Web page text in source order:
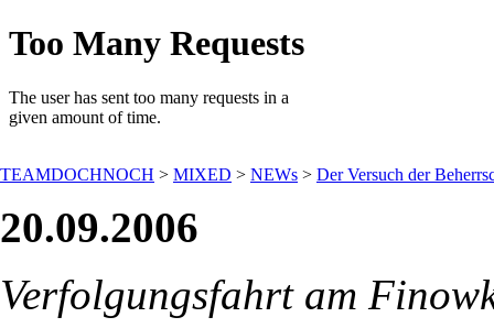
TEAMDOCHNOCH > MIXED > NEWs > Der Versuch der
20.09.2006
Verfolgungsfahrt am